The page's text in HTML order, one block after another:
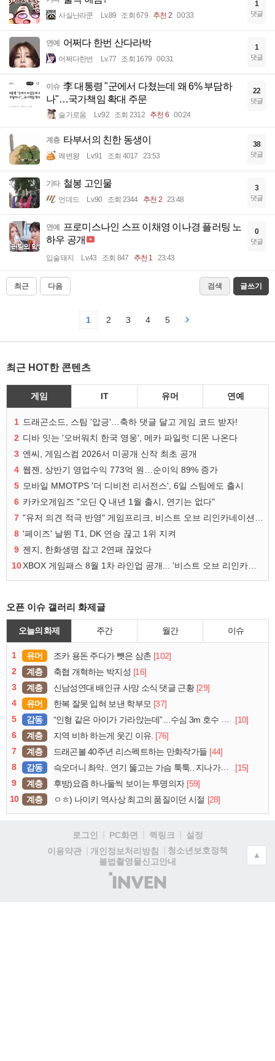
사실난라쿤 Lv.89 조회 679 추천 2 00:33
1
댓글
연예 어쩌다 한번 산다라박
어쩌다한번 Lv.77 조회 1679 00:31
1
댓글
이슈 李 대통령 "군에서 다쳤는데 왜 6% 부담하
나"…국가책임 확대 주문
슬기로움 Lv.92 조회 2312 추천 6 00:24
22
댓글
계층 타부서의 친한 동생이
쾌변왕 Lv.91 조회 4017 23:53
38
댓글
기타 철봉 고인물
언데드 Lv.90 조회 2344 추천 2 23:48
3
댓글
연예 프로미스나인 스프 이채영 이나경 플러팅 노
하우 공개
입술돼지 Lv.43 조회 847 추천 1 23:43
0
댓글
최근 다음 검색 글쓰기
1 2 3 4 5
최근 HOT한 콘텐츠
게임 IT 유머 연예
1 드래곤소드, 스팀 '압긍'…축하 댓글 달고 게임 코드 받자!
2 디바 잇는 '오버워치 한국 영웅', 메카 파일럿 디몬 나온다
3 엔씨, 게임스컴 2026서 미공개 신작 최초 공개
4 웹젠, 상반기 영업수익 773억 원…순이익 89% 증가
5 모바일 MMOTPS '더 디비전 리서전스', 6일 스팀에도 출시
6 카카오게임즈 "오딘 Q 내년 1월 출시, 연기는 없다"
7
8 '페이즈' 날뛴 T1, DK 연승 끊고 1위 지켜
9 젠지, 한화생명 잡고 2연패 끊었다
10
오픈 이슈 갤러리 화제글
오늘의 화제 주간 월간 이슈
1 유머 조카 용돈 주다가 뺏은 삼촌 [102]
2
계층 축협 개혁하는 박지성 [16]
3
계층 신남성연대 배인규 사망 소식 댓글 근황 [29]
4
유머 한복 잘못 입혀 보낸 학부모 [37]
5
감동 “인형 같은 아이가 가라앉는데”…수심 3m 호수 뛰어든 60대 의인
[10]
6
계층 지역 비하 하는게 웃긴 이유. [76]
7
계층 드래곤볼 40주년 리스펙트하는 만화작가들 [44]
8
감동 슥오더니 촤악.. 연기 뚫고는 가슴 툭툭.. 지나가던 아재의 정체
[15]
9
계층 후방)요즘 하나둘씩 보이는 투명의자 [59]
10
계층 ㅇㅎ) 나이키 역사상 최고의 품질이던 시절 [28]
로그인 PC화면 퀵링크
설정
이용약관
개인정보처리방침
청소년보호정책
불법촬영물신고안내
(주)
인
▲